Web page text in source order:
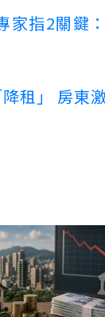
家指2關鍵
租」 房東